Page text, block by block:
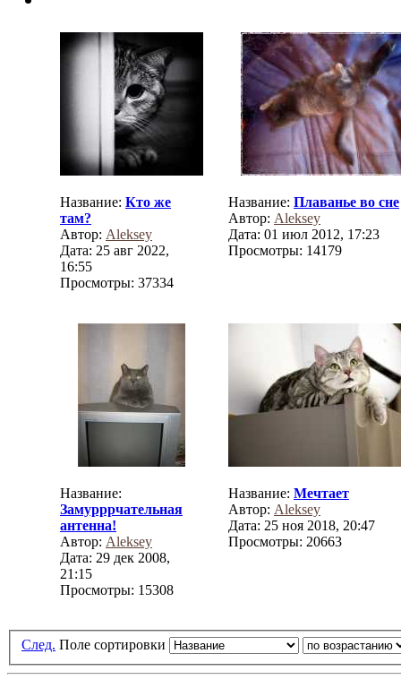
Название: Кто же
там?
Автор: Aleksey
Дата: 25 авг 2022,
16:55
Просмотры: 37334
Название: Плаванье во сне
Автор: Aleksey
Дата: 01 июл 2012, 17:23
Просмотры: 14179
Название:
Замурррчательная
антенна!
Автор: Aleksey
Дата: 29 дек 2008,
21:15
Просмотры: 15308
Название: Мечтает
Автор: Aleksey
Дата: 25 ноя 2018, 20:47
Просмотры: 20663
След. Поле сортировки